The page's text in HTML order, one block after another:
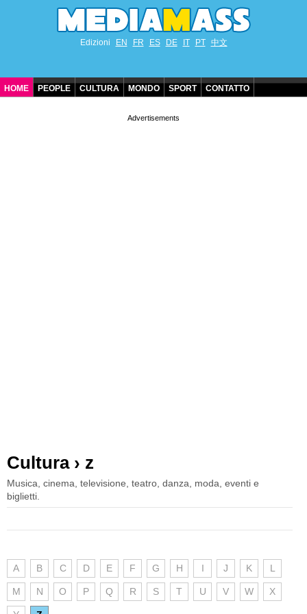
Edizioni EN FR ES DE IT PT 中文
HOME PEOPLE CULTURA MONDO SPORT CONTATTO
Cultura › z
Musica, cinema, televisione, teatro, danza, moda, eventi e
biglietti.
A B C D E F G H I J K L
M N O P Q R S T U V W X